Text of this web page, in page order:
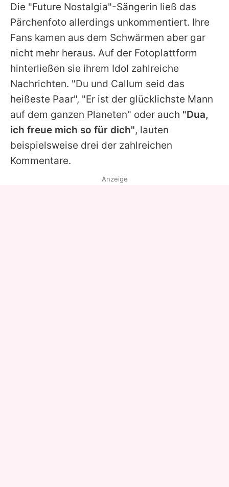
Die "Future Nostalgia"-Sängerin ließ das
Pärchenfoto allerdings unkommentiert. Ihre
Fans kamen aus dem Schwärmen aber gar
nicht mehr heraus. Auf der Fotoplattform
hinterließen sie ihrem Idol zahlreiche
Nachrichten. "Du und Callum seid das
heißeste Paar", "Er ist der glücklichste Mann
auf dem ganzen Planeten" oder auch "Dua,
ich freue mich so für dich", lauten
beispielsweise drei der zahlreichen
Kommentare.
Anzeige